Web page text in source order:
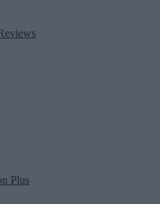
Plus